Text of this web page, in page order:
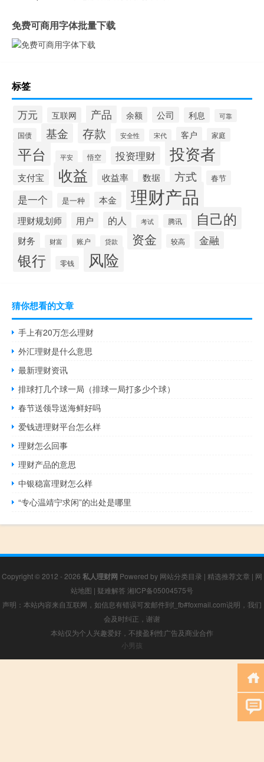
免费可商用字体批量下载
标签
万元 互联网 产品 余额 公司 利息 可靠
国债 基金 存款 安全性 宋代 客户 家庭
平台 平安 悟空 投资理财 投资者
支付宝 收益 收益率 数据 方式 春节
是一个 是一种 本金 理财产品
理财规划师 用户 的人 考试 腾讯 自己的
财务 财富 账户 贷款 资金 较高 金融
银行 零钱 风险
猜你想看的文章
手上有20万怎么理财
外汇理财是什么意思
最新理财资讯
排球打几个球一局（排球一局打多少个球）
春节送领导送海鲜好吗
爱钱进理财平台怎么样
理财怎么回事
理财产品的意思
中银稳富理财怎么样
“专心温靖宁求闲”的出处是哪里
Copyright © 2012 - 2026 私人理财网 Powered by 网站分类目录 | 精选推荐文章 | 网
站地图 | 疑难解答 湘ICP备05004575号
声明：本站内容来自互联网，如信息有错误可发邮件到f_fb#foxmail.com说明，我们
会及时纠正，谢谢
本站仅为个人兴趣爱好，不接盈利性广告及商业合作
小男孩